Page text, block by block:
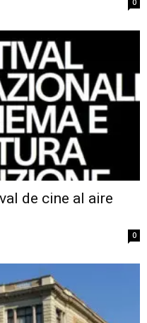
0
de cine al aire
0